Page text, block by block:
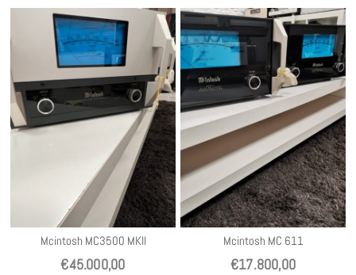
Mcintosh MC3500 MKII
€45.000,00
Mcintosh MC 611
€17.800,00